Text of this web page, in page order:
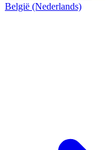
België (Nederlands)